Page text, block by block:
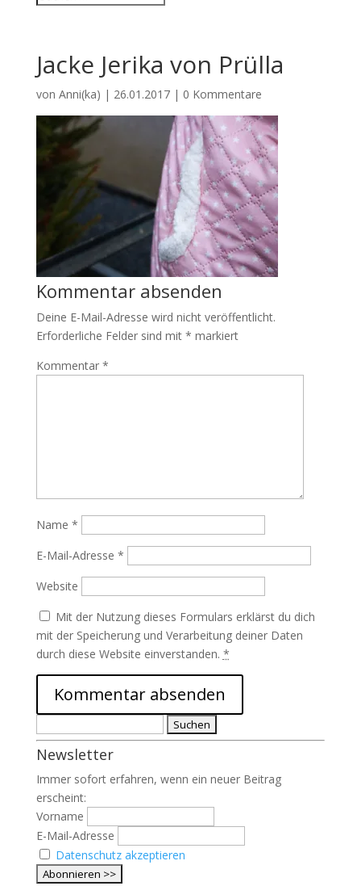
Jacke Jerika von Prülla
von Anni(ka) | 26.01.2017| 0 Kommentare
Kommentar absenden
Deine E-Mail-Adresse wird nicht veröffentlicht.
Erforderliche Felder sind mit * markiert
Kommentar *
Name *
E-Mail-Adresse *
Website
Mit der Nutzung dieses Formulars erklärst du dich
mit der Speicherung und Verarbeitung deiner Daten
durch diese Website einverstanden. *
nach:
Newsletter
Immer sofort erfahren, wenn ein neuer Beitrag
erscheint:
Vorname
E-Mail-Adresse
Datenschutz akzeptieren